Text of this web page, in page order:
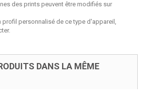
des prints peuvent être modifiés sur
profil personnalisé de ce type d'appareil,
DANS LA MÊME